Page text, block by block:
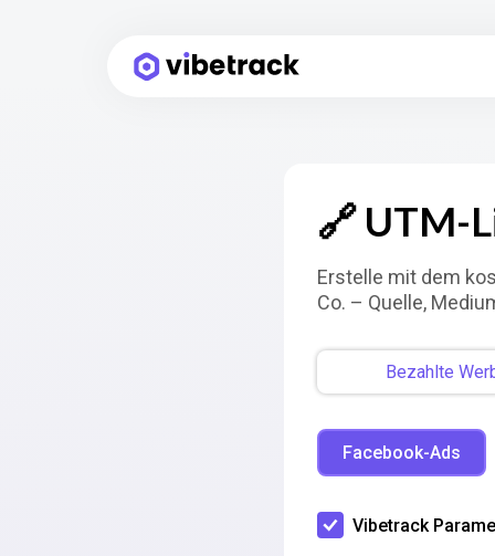
🔗 UTM-
Erstelle mit dem
Co. – Quelle,
Bezahlte
Facebook-Ads
Vibetrack